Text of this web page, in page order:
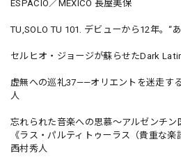
ESPACIO／MEXICO 長屋美保
TU,SOLO TU 101. デビューから12年。“
セルヒオ・ジョージが蘇らせたDark
虚無への巡礼37——オリエントを迷走す
人
忘れられた音楽への思慕〜アルゼンチン
《ラス・パルティトゥーラス（貴重な
西村秀人